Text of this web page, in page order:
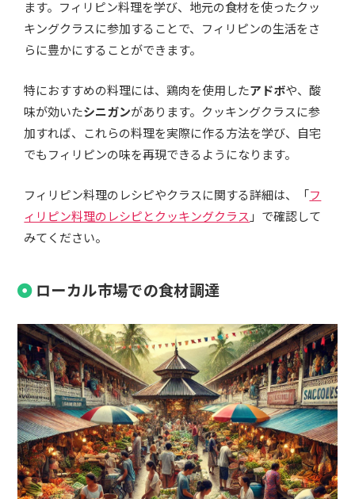
ます。フィリピン料理を学び、地元の食材を使ったクッ
キングクラスに参加することで、フィリピンの生活をさ
らに豊かにすることができます。
特におすすめの料理には、鶏肉を使用したアドボや、酸
味が効いたシニガンがあります。クッキングクラスに参
加すれば、これらの料理を実際に作る方法を学び、自宅
でもフィリピンの味を再現できるようになります。
フィリピン料理のレシピやクラスに関する詳細は、「フ
ィリピン料理のレシピとクッキングクラス 」で確認して
みてください。
ローカル市場での食材調達